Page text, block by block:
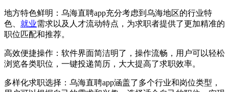
地方特色鲜明：乌海直聘app充分考虑到乌海地区的行业特
色、 就业需求以及人才流动特点，为求职者提供了更加精准的
职位匹配和推荐。
高效便捷操作：软件界面简洁明了，操作流畅，用户可以轻松
浏览各类职位，一键投递简历，大大提高了求职效率。
多样化求职选择：乌海直聘app涵盖了多个行业和岗位类型，